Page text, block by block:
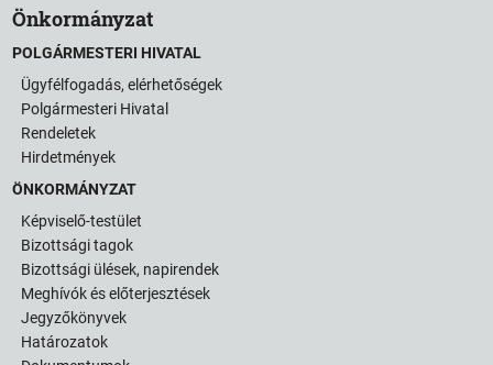
Önkormányzat
POLGÁRMESTERI HIVATAL
Ügyfélfogadás, elérhetőségek
Polgármesteri Hivatal
Rendeletek
Hirdetmények
ÖNKORMÁNYZAT
Képviselő-testület
Bizottsági tagok
Bizottsági ülések, napirendek
Meghívók és előterjesztések
Jegyzőkönyvek
Határozatok